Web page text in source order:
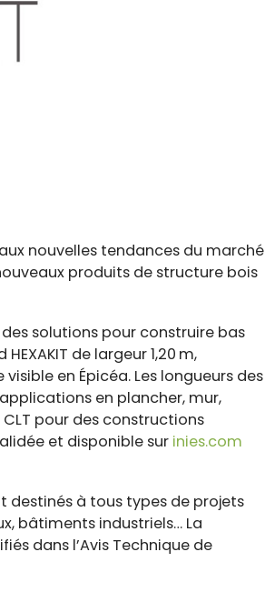
aux nouvelles tendances du marché
produits de structure bois
solutions pour construire bas
de largeur 1,20 m,
en Épicéa. Les longueurs des
en plancher, mur,
pour des constructions
et disponible sur inies.com
destinés à tous types de projets
bâtiments industriels… La
dans l’Avis Technique de